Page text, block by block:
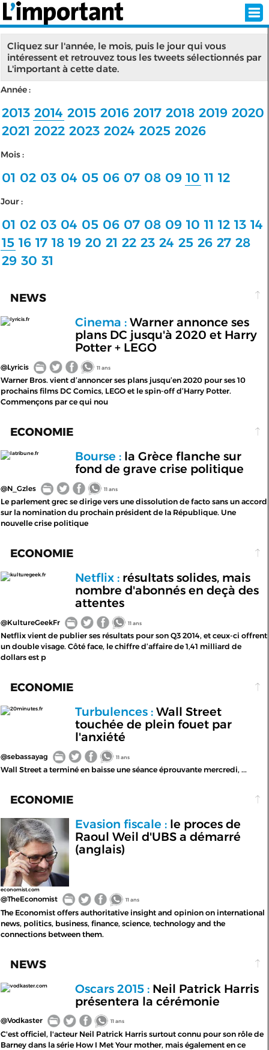
INSCRIPTION
SÉLECTION DE L'ÉTÉ
ABONNEZ-VOUS À LA NEWSLETTER!
< RETOUR À L'ACCUEIL
Cliquez sur l'année, le mois, puis le jour qui vous
intéressent et retrouvez tous les tweets sélectionnés par
L'important à cette date.
Année :
2013 2014 2015 2016 2017 2018 2019 2020
2021 2022 2023 2024 2025 2026
Mois :
01 02 03 04 05 06 07 08 09 10 11 12
Jour :
01 02 03 04 05 06 07 08 09 10 11 12 13 14
15 16 17 18 19 20 21 22 23 24 25 26 27 28
29 30 31
NEWS
lyricis.fr Cinema :Warner annonce ses
plans DC jusqu'à 2020 et Harry
Potter + LEGO
@Lyricis 11 ans
Warner Bros. vient d’annoncer ses plans jusqu’en 2020 pour ses 10
prochains films DC Comics, LEGO et le spin-off d’Harry Potter.
Commençons par ce qui nou
ECONOMIE
latribune.fr Bourse :la Grèce flanche sur
fond de grave crise politique
@N_Gzles 11 ans
Le parlement grec se dirige vers une dissolution de facto sans un accord
sur la nomination du prochain président de la République. Une
nouvelle crise politique
ECONOMIE
kulturegeek.fr Netflix :résultats solides, mais
nombre d'abonnés en deçà des
attentes
@KultureGeekFr 11 ans
Netflix vient de publier ses résultats pour son Q3 2014, et ceux-ci offrent
un double visage. Côté face, le chiffre d’affaire de 1,41 milliard de
dollars est p
ECONOMIE
20minutes.fr Turbulences :Wall Street
touchée de plein fouet par
l'anxiété
@sebassayag 11 ans
Wall Street a terminé en baisse une séance éprouvante mercredi, ...
ECONOMIE
economist.com
Evasion fiscale :le proces de
Raoul Weil d'UBS a démarré
(anglais)
@TheEconomist 11 ans
The Economist offers authoritative insight and opinion on international
news, politics, business, finance, science, technology and the
connections between them.
NEWS
vodkaster.com Oscars 2015 :Neil Patrick Harris
présentera la cérémonie
@Vodkaster 11 ans
C'est officiel, l'acteur Neil Patrick Harris surtout connu pour son rôle de
Barney dans la série How I Met Your mother, mais également en ce